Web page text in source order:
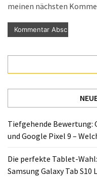
meinen nächsten
Tiefgehende Bewertung:
und Google Pixel 9 –
Die perfekte Tablet-
Samsung Galaxy Tab